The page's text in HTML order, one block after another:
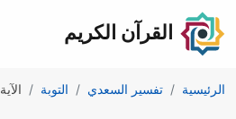
القرآن الكريم
الرئيسية تفسير السعدي التوبة الآية 35